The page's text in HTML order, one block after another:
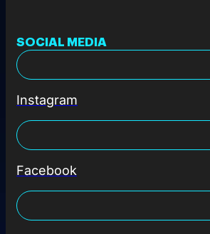
SOCIAL MEDIA
Instagram
Facebook